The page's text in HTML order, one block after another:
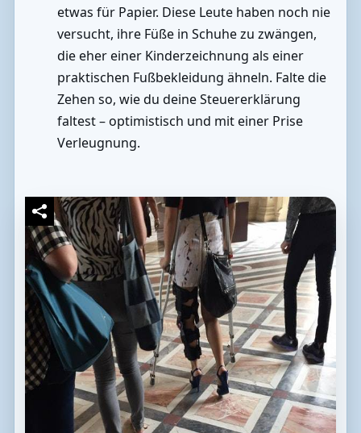
etwas für Papier. Diese Leute haben noch nie
versucht, ihre Füße in Schuhe zu zwängen,
die eher einer Kinderzeichnung als einer
praktischen Fußbekleidung ähneln. Falte die
Zehen so, wie du deine Steuererklärung
faltest – optimistisch und mit einer Prise
Verleugnung.